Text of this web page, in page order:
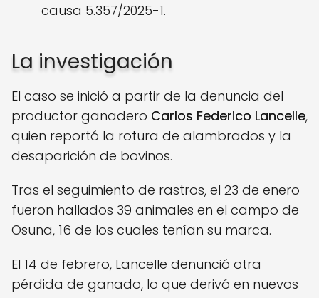
causa 5.357/2025-1.
La investigación
El caso se inició a partir de la denuncia del
productor ganadero Carlos Federico Lancelle,
quien reportó la rotura de alambrados y la
desaparición de bovinos.
Tras el seguimiento de rastros, el 23 de enero
fueron hallados 39 animales en el campo de
Osuna, 16 de los cuales tenían su marca.
El 14 de febrero, Lancelle denunció otra
pérdida de ganado, lo que derivó en nuevos